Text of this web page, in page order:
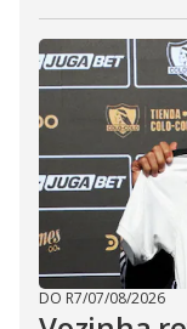
DO R7/07/08/2026